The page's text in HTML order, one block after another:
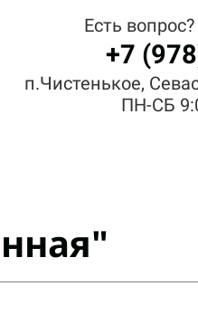
Есть
+7
п.Чистенькое,
ПН-СБ